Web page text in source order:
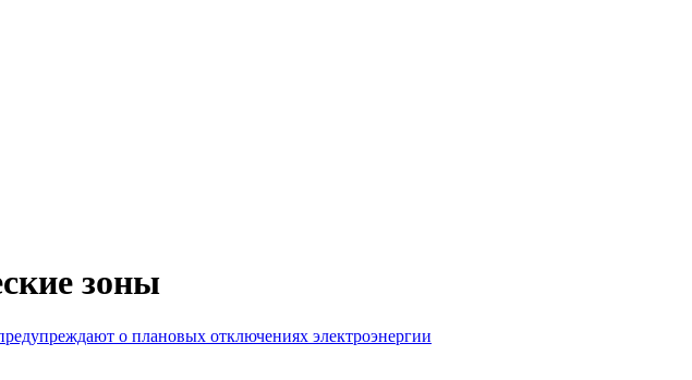
зоны
о плановых отключениях электроэнергии